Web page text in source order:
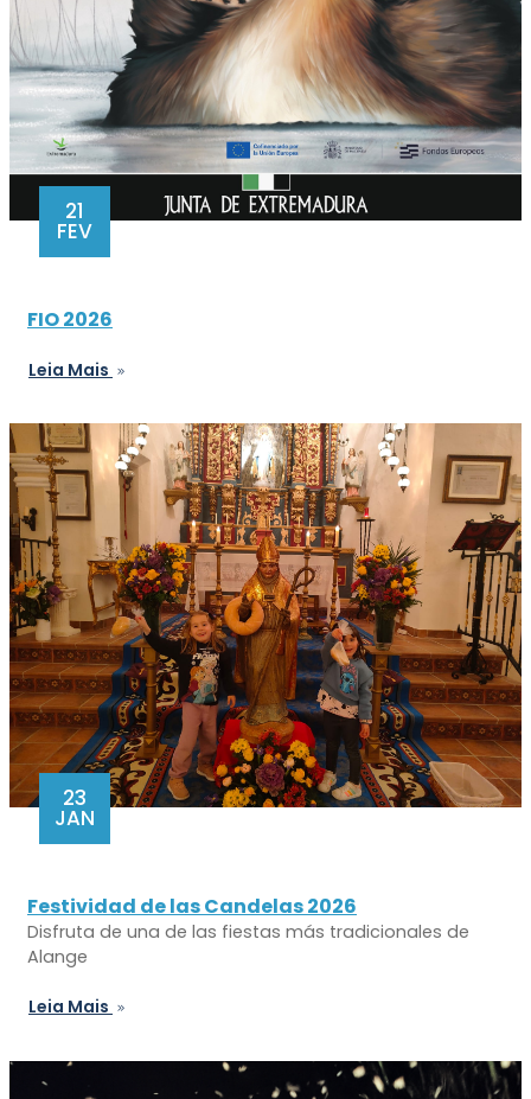
21
FEV
FIO 2026
Leia Mais
23
JAN
Festividad de las Candelas 2026
Disfruta de una de las fiestas más tradicionales de
Alange
Leia Mais